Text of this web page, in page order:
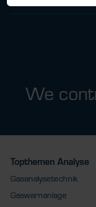
We
Topthemen Analyse
Gasanalysetechnik
Gaswarnanlage